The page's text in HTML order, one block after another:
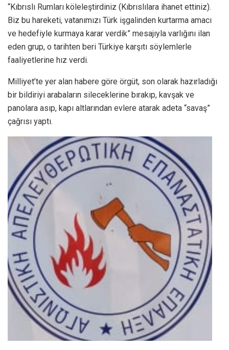
“Kıbrıslı Rumları köleleştirdiniz (Kıbrıslılara ihanet ettiniz).
Biz bu hareketi, vatanımızı Türk işgalinden kurtarma amacı
ve hedefiyle kurmaya karar verdik” mesajıyla varlığını ilan
eden grup, o tarihten beri Türkiye karşıtı söylemlerle
faaliyetlerine hız verdi.
Milliyet’te yer alan habere göre örgüt, son olarak hazırladığı
bir bildiriyi arabaların sileceklerine bırakıp, kavşak ve
panolara asıp, kapı altlarından evlere atarak adeta “savaş”
çağrısı yaptı.